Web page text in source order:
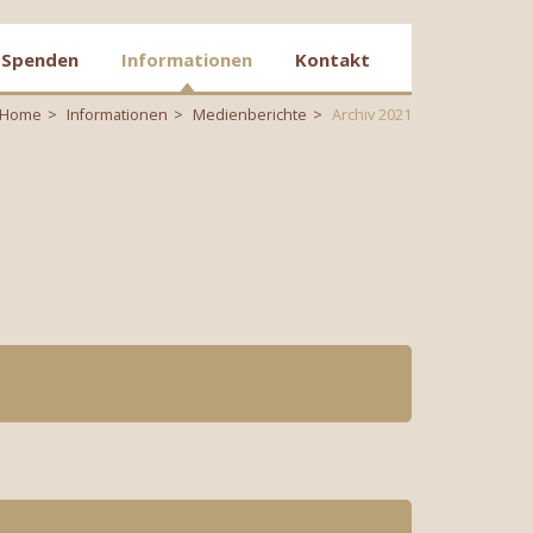
Spenden Informationen Kontakt
Home Informationen Medienberichte Archiv 2021